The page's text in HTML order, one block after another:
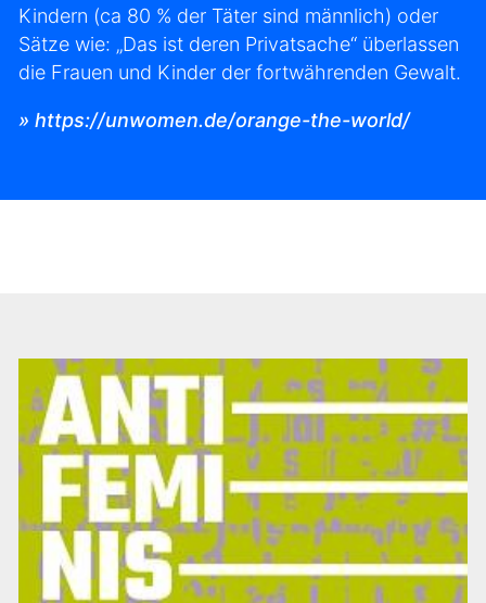
Kindern (ca 80 % der Täter sind männlich) oder
Sätze wie: „Das ist deren Privatsache“ überlassen
die Frauen und Kinder der fortwährenden Gewalt.
» https://unwomen.de/orange-the-world/